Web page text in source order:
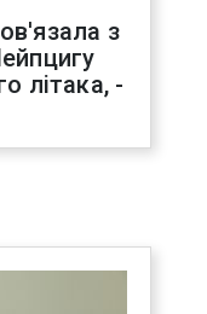
з
літака, -